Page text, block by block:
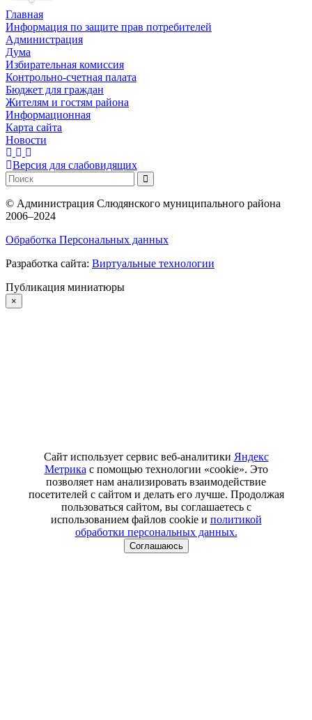
Главная
Информация по защите прав потребителей
Администрация
Дума
Избирательная комиссия
Контрольно-счетная палата
Бюджет для граждан
Жителям и гостям района
Информационная
Карта сайта
Новости
Версия для слабовидящих
© Администрация Слюдянского муниципального района
2006–2024
Обработка Персональных данных
Разработка сайта: Виртуальные технологии
Публикация миниатюры
×
Сайт использует сервис веб-аналитики Яндекс
Метрика с помощью технологии «cookie». Это
позволяет нам анализировать взаимодействие
посетителей с сайтом и делать его лучше. Продолжая
пользоваться сайтом, вы соглашаетесь с
использованием файлов cookie и политикой
обработки персональных данных.
Соглашаюсь